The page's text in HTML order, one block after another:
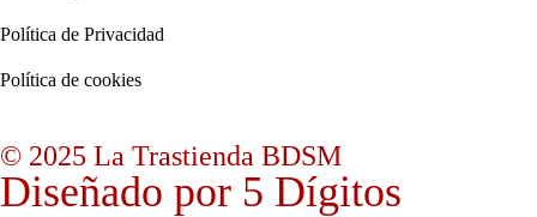
Política de Privacidad
Política de cookies
© 2025 La Trastienda BDSM
Diseñado por 5 Dígitos